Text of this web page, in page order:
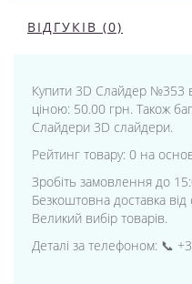
ВІДГУКІВ (0)
Купити 3D Слайдер №353
ціною: 50.00 грн. Також
Слайдери 3D слайдери.
Рейтинг товару: 0 на
Зробіть замовлення до
Безкоштовна доставка
Великий вибір товарів.
Деталі за телефоном: 📞